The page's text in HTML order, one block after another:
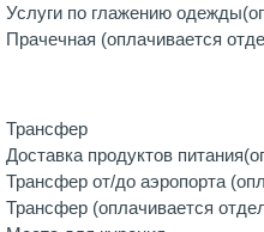
Услуги по глажению одежды
Прачечная (оплачивается
Трансфер
Доставка продуктов питания
Трансфер от/до аэропорта
Трансфер (оплачивается